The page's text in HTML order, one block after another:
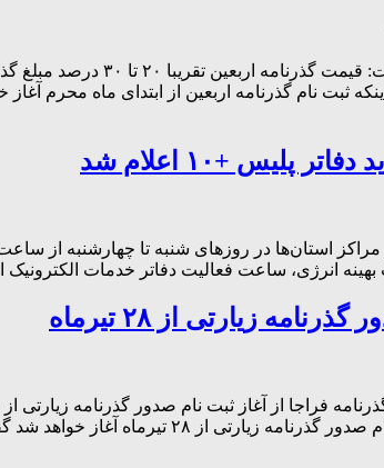
رئیس پلیس گذرنامه
اینکه ثبت نام گذرنامه اربعین از ابتدای ماه
پلیس +۱۰ اعلام شد
خدمات الکترونیک انتظامی تا ۱۵ شهریور اعلام شد. دفاتر پلیس +۱۰ تهران و مراکز استان‌ها در روزهای شنبه تا
زیارتی از ۲۸ تیرماه